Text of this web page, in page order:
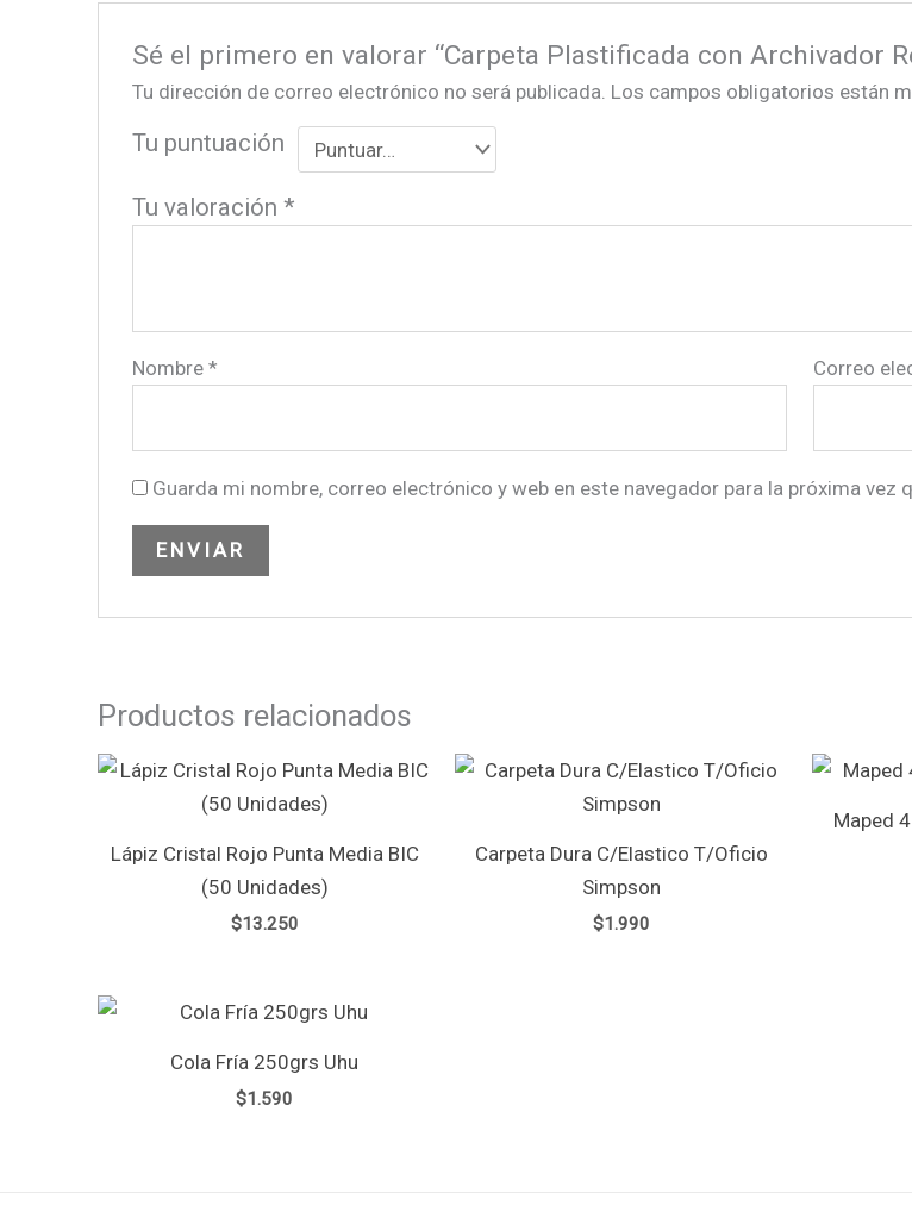
Sé el primero en valorar “Carpeta Plastificada con Archivador
Tu dirección de correo electrónico no será publicada. Los campos obligatorios están
Tu puntuación
Tu valoración*
Nombre* Correo
Guarda mi nombre, correo electrónico y web en este navegador para la próxima vez
Productos relacionados
Lápiz Cristal Rojo Punta Media BIC
(50 Unidades)
$13.250
Carpeta Dura C/Elastico T/Oficio
Simpson
$1.990
Maped
Cola Fría 250grs Uhu
$1.590